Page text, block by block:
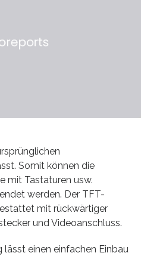
Somit können die
mit Tastaturen usw.
werden. Der TFT-
mit rückwärtiger
und Videoanschluss.
einen einfachen Einbau